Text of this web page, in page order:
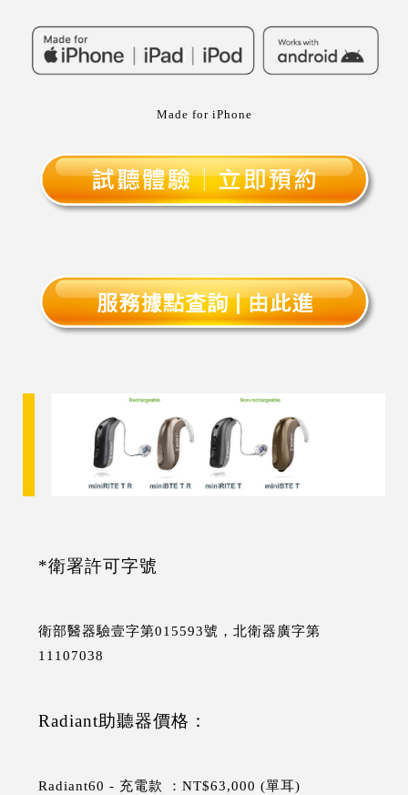
Made for iPhone
*衛署許可字號
衛部醫器驗壹字第015593號，北衛器廣字第
11107038
Radiant助聽器價格：
Radiant60 - 充電款 ：NT$63,000 (單耳)